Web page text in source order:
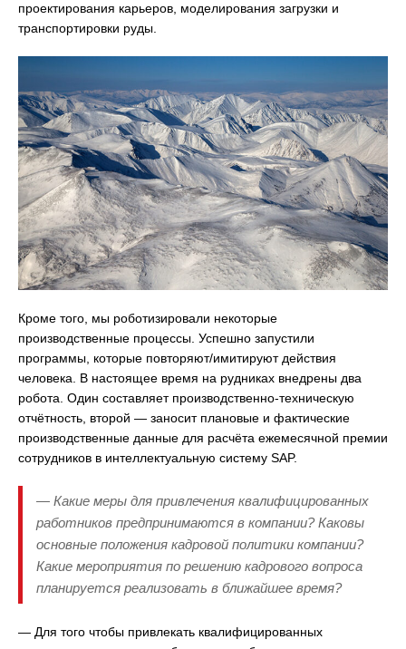
проектирования карьеров, моделирования загрузки и
транспортировки руды.
Кроме того, мы роботизировали некоторые
производственные процессы. Успешно запустили
программы, которые повторяют/имитируют действия
человека. В настоящее время на рудниках внедрены два
робота. Один составляет производственно-техническую
отчётность, второй — заносит плановые и фактические
производственные данные для расчёта ежемесячной премии
сотрудников в интеллектуальную систему SAP.
— Какие меры для привлечения квалифицированных
работников предпринимаются в компании? Каковы
основные положения кадровой политики компании?
Какие мероприятия по решению кадрового вопроса
планируется реализовать в ближайшее время?
— Для того чтобы привлекать квалифицированных